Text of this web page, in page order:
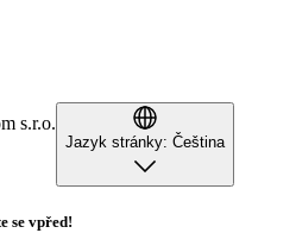
s.r.o.
Jazyk stránky: Čeština
se vpřed!